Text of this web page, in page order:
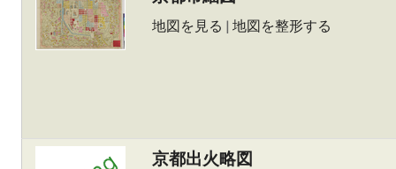
地図を見る | 地図を整形する
京都出火略図